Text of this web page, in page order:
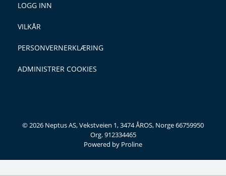
LOGG INN
VILKÅR
PERSONVERNERKLÆRING
ADMINISTRER COOKIES
© 2026 Neptus AS, Vekstveien 1, 3474 ÅROS, Norge 66759950
Org. 912334465
Powered by Proline